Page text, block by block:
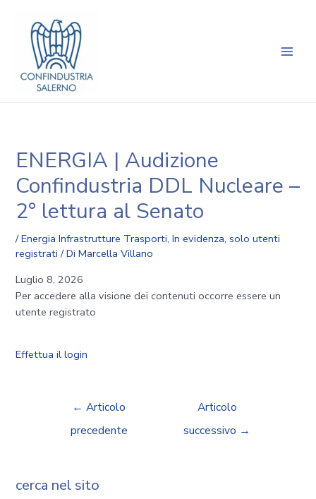
contenuto
ENERGIA | Audizione
Confindustria DDL Nucleare –
2° lettura al Senato
/Energia Infrastrutture Trasporti,In evidenza,solo utenti
registrati / DiMarcella Villano
Luglio 8, 2026
Per accedere alla visione dei contenuti occorre essere un
utente registrato
Effettua il login
articoli
← Articolo
precedente
Articolo
successivo →
cerca nel sito